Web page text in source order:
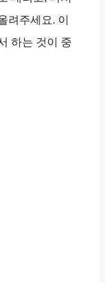
려주세요. 이
하는 것이 중